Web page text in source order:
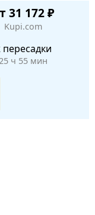
31 172 ₽
Kupi.com
пересадки
25 ч 55 мин